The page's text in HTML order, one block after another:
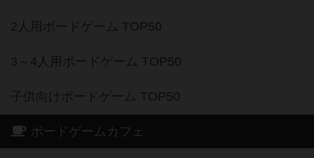
2人用ボードゲーム TOP50
3～4人用ボードゲーム TOP50
子供向けボードゲーム TOP50
ボードゲームカフェ